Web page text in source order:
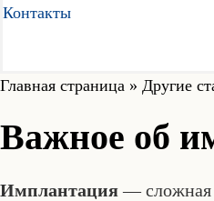
Контакты
Главная страница » Другие
Важное об
Имплантация— сложная